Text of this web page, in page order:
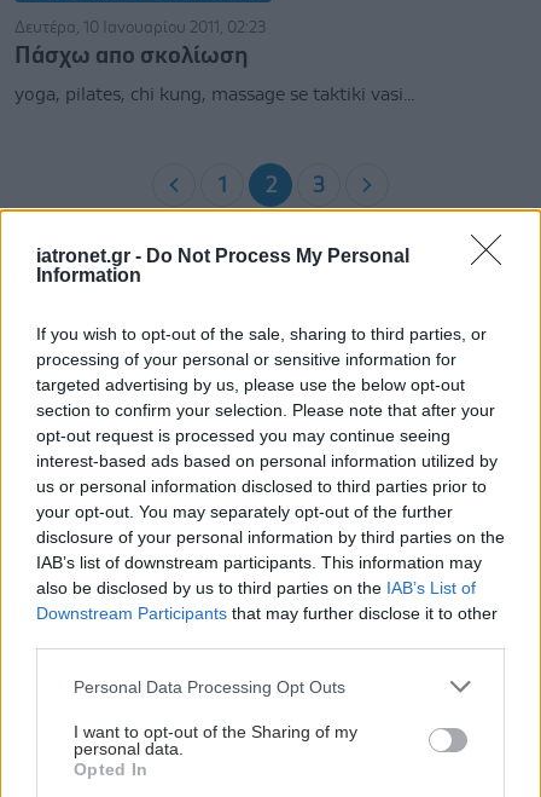
iatronet.gr - Do Not Process My Personal
Information
If you wish to opt-out of the sale, sharing to third parties, or
processing of your personal or sensitive information for
targeted advertising by us, please use the below opt-out
section to confirm your selection. Please note that after your
opt-out request is processed you may continue seeing
interest-based ads based on personal information utilized by
us or personal information disclosed to third parties prior to
your opt-out. You may separately opt-out of the further
disclosure of your personal information by third parties on the
IAB’s list of downstream participants. This information may
also be disclosed by us to third parties on the IAB’s List of
Downstream Participants that may further disclose it to other
Please note that this website/app uses one or more Google
not limited to your visit or usage behaviour. You may click to
grant or deny consent to Google and its third-party tags to
use your data for below specified purposes in below Google
Personal Data Processing Opt Outs
I want to opt-out of the Sharing of my
personal data.
Opted In
Δευτέρα, 10 Ιανουαρίου 2011, 02:23
Πάσχω απο σκολίωση
yoga, pilates, chi kung, massage se taktiki vasi...
1 2 3